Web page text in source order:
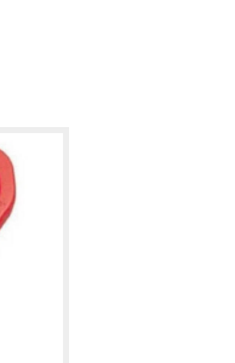
bị.